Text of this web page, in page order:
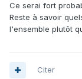
Ce serai fort
Reste à savoir
l'ensemble plutôt
Citer